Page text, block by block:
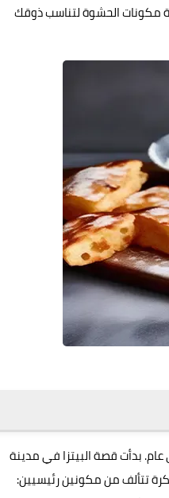
مكونات الحشوة لتناسب ذوقك
عام. بدأت قصة البيتزا في مدينة
تتألف من مكونين رئيسيين: